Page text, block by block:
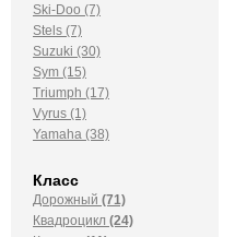
Ski-Doo (7)
Stels (7)
Suzuki (30)
Sym (15)
Triumph (17)
Vyrus (1)
Yamaha (38)
Класс
Дорожный (71)
Квадроцикл (24)